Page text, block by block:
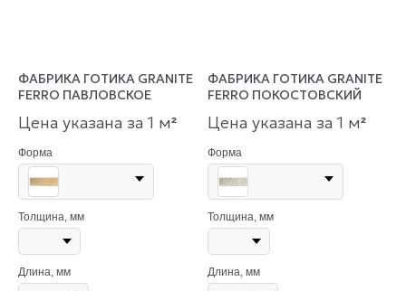
ФАБРИКА ГОТИКА GRANITE
FERRO ПАВЛОВСКОЕ
Цена указана за 1 м²
Форма
Толщина, мм
Длина, мм
ФАБРИКА ГОТИКА GRANITE
FERRO ПОКОСТОВСКИЙ
Цена указана за 1 м²
Форма
Толщина, мм
Длина, мм